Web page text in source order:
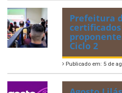
Prefeitura
certificados
Ciclo 2
Publicado em: 5 de